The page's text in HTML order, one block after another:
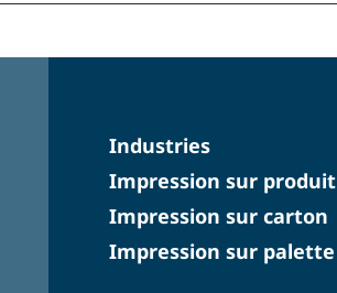
Industries
Impression sur produit
Impression sur carton
Impression sur palette